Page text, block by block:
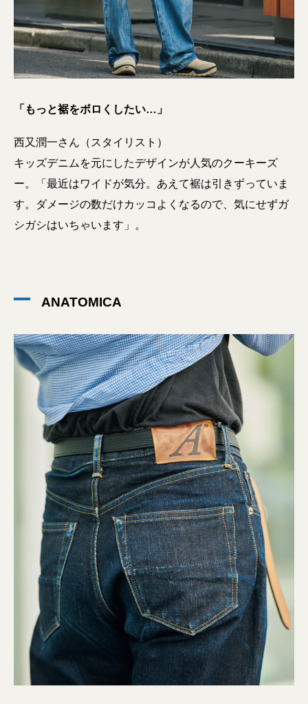
「もっと裾をボロくしたい…」
西又潤一さん（スタイリスト）
キッズデニムを元にしたデザインが人気のクーキーズ
ー。「最近はワイドが気分。あえて裾は引きずっていま
す。ダメージの数だけカッコよくなるので、気にせずガ
シガシはいちゃいます」。
ANATOMICA